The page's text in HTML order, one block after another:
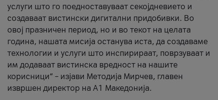
услуги што го поедноставуваат секојдневието и
создаваат вистински дигитални придобивки. Во
овој празничен период, но и во текот на целата
година, нашата мисија останува иста, да создаваме
технологии и услуги што инспирираат, поврзуваат и
им додаваат вистинска вредност на нашите
корисници“ – изјави Методија Мирчев, главен
извршен директор на А1 Македонија.